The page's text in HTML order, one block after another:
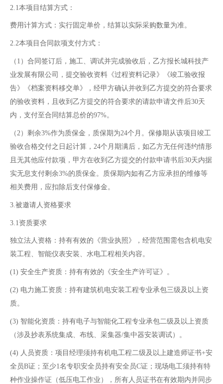
2.1本项目结算方式：
费用计算方式：实行固定单价，结算以实际采购数量为准。
2.2本项目合同款项支付方式：
（1）合同签订后，施工、调试并完成验收后，乙方报长城科技产
业发展有限公司，提交验收资料《过程资料记录》《竣工验收报
告》《档案资料移交单》，经甲方确认并收到乙方提交的符合要求
的验收资料，且收到乙方提交的符合要求的请款申请文件后30天
内，支付至合同结算总价的97%。
（2）剩余3%作为质保金，质保期为24个月。保修期从该项目竣工
验收合格交付之日起计算，24个月期满后，如乙方无任何违约情形
且无其他应付款项，甲方在收到乙方提交的付款申请书后30天内据
实无息支付剩余3%的质保金。质保期内如有乙方应承担的维修等
相关费用，应扣除后支付保修金。
3.被邀请人资格要求
3.1资质要求
独立法人资格：持有有效的《营业执照》，经营范围需包含机电安
装工程、智能仪表安装、水电工程相关内容。
(1) 安全生产资质：持有有效的《安全生产许可证》。
(2) 电力施工资质：持有建筑机电安装工程专业承包三级及以上资
质。
(3) 智能化资质：持有电子与智能化工程专业承包二级及以上资质
（涉及抄表系统集成、布线、采集器/集中器安装调试）。
(4) 人员资质：项目经理须持有机电工程二级及以上建造师证书+安
全员B证；至少1名专职安全员持有安全员C证；现场电工须持有特
种作业操作证（低压电工作业），所有人员证书在有效期内并同步